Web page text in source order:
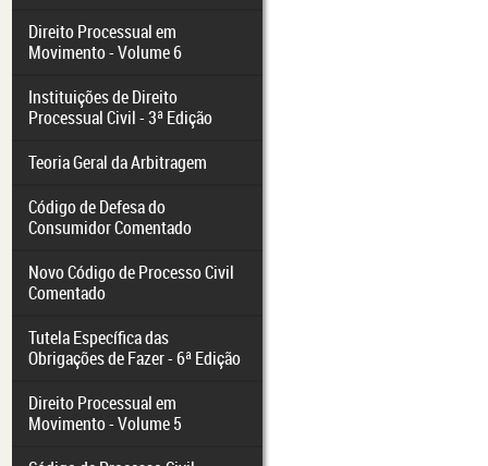
Direito Processual em
Movimento - Volume 6
Instituições de Direito
Processual Civil - 3ª Edição
Teoria Geral da Arbitragem
Código de Defesa do
Consumidor Comentado
Novo Código de Processo Civil
Comentado
Tutela Específica das
Obrigações de Fazer - 6ª Edição
Direito Processual em
Movimento - Volume 5